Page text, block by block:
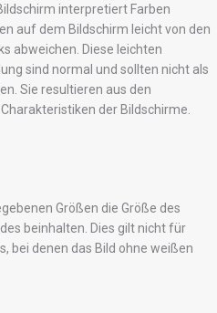
interpretiert Farben
auf dem Bildschirm leicht von den
abweichen. Diese leichten
sind normal und sollten nicht als
Sie resultieren aus den
der Bildschirme.
Größen die Größe des
beinhalten. Dies gilt nicht für
bei denen das Bild ohne weißen